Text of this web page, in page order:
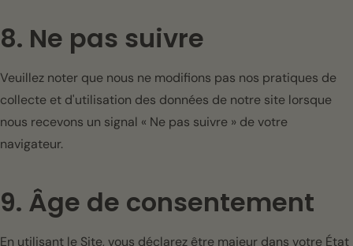
8. Ne pas suivre
Veuillez noter que nous ne modifions pas nos pratiques de
collecte et d'utilisation des données de notre site lorsque
nous recevons un signal « Ne pas suivre » de votre
navigateur.
9. Âge de consentement
En utilisant le Site, vous déclarez être majeur dans votre État